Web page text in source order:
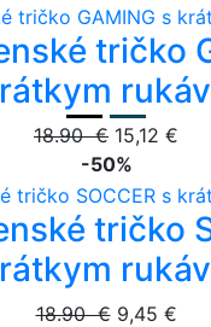
tričko
18.90 € 15,12 €
-50%
tričko
18.90 € 9,45 €